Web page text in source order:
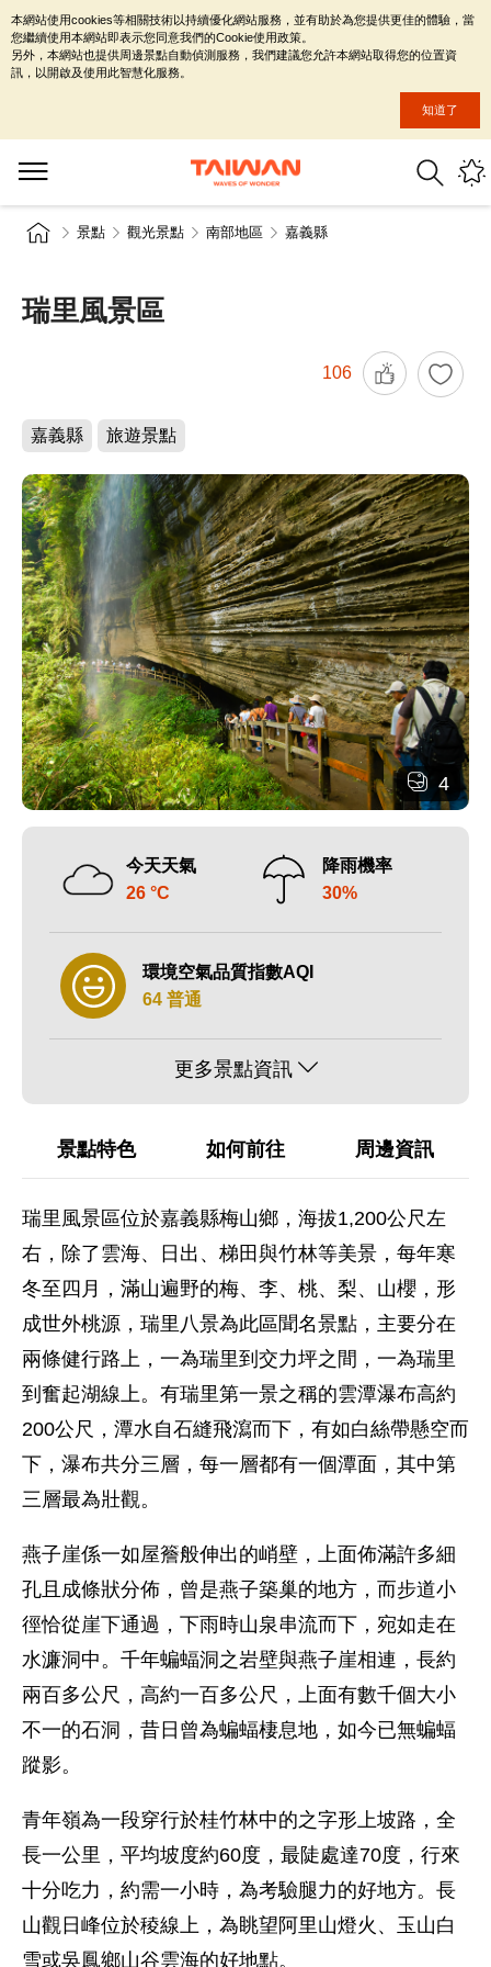
景點 觀光景點 南部地區 嘉義縣
瑞里風景區
106
嘉義縣 旅遊景點
4
今天天氣
26 °C
降雨機率
30%
環境空氣品質指數AQI
64 普通
更多景點資訊
景點特色 如何前往 周邊資訊
瑞里風景區位於嘉義縣梅山鄉，海拔1,200公尺左
右，除了雲海、日出、梯田與竹林等美景，每年寒
冬至四月，滿山遍野的梅、李、桃、梨、山櫻，形
成世外桃源，瑞里八景為此區聞名景點，主要分在
兩條健行路上，一為瑞里到交力坪之間，一為瑞里
到奮起湖線上。有瑞里第一景之稱的雲潭瀑布高約
200公尺，潭水自石縫飛瀉而下，有如白絲帶懸空而
下，瀑布共分三層，每一層都有一個潭面，其中第
三層最為壯觀。
燕子崖係一如屋簷般伸出的峭壁，上面佈滿許多細
孔且成條狀分佈，曾是燕子築巢的地方，而步道小
徑恰從崖下通過，下雨時山泉串流而下，宛如走在
水濂洞中。千年蝙蝠洞之岩壁與燕子崖相連，長約
兩百多公尺，高約一百多公尺，上面有數千個大小
不一的石洞，昔日曾為蝙蝠棲息地，如今已無蝙蝠
蹤影。
青年嶺為一段穿行於桂竹林中的之字形上坡路，全
長一公里，平均坡度約60度，最陡處達70度，行來
十分吃力，約需一小時，為考驗腿力的好地方。長
山觀日峰位於稜線上，為眺望阿里山燈火、玉山白
雪或吳鳳鄉山谷雲海的好地點。
本網站使用cookies等相關技術以持續優化網站服務，並有助於為您提供更佳的體驗，當
您繼續使用本網站即表示您同意我們的Cookie使用政策。
另外，本網站也提供周邊景點自動偵測服務，我們建議您允許本網站取得您的位置資
訊，以開啟及使用此智慧化服務。
知道了